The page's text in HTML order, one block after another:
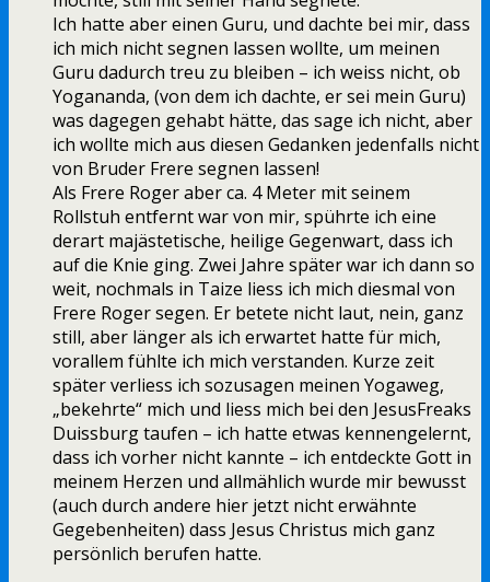
Ich hatte aber einen Guru, und dachte bei mir, dass
ich mich nicht segnen lassen wollte, um meinen
Guru dadurch treu zu bleiben – ich weiss nicht, ob
Yogananda, (von dem ich dachte, er sei mein Guru)
was dagegen gehabt hätte, das sage ich nicht, aber
ich wollte mich aus diesen Gedanken jedenfalls nicht
von Bruder Frere segnen lassen!
Als Frere Roger aber ca. 4 Meter mit seinem
Rollstuh entfernt war von mir, spührte ich eine
derart majästetische, heilige Gegenwart, dass ich
auf die Knie ging. Zwei Jahre später war ich dann so
weit, nochmals in Taize liess ich mich diesmal von
Frere Roger segen. Er betete nicht laut, nein, ganz
still, aber länger als ich erwartet hatte für mich,
vorallem fühlte ich mich verstanden. Kurze zeit
später verliess ich sozusagen meinen Yogaweg,
„bekehrte“ mich und liess mich bei den JesusFreaks
Duissburg taufen – ich hatte etwas kennengelernt,
dass ich vorher nicht kannte – ich entdeckte Gott in
meinem Herzen und allmählich wurde mir bewusst
(auch durch andere hier jetzt nicht erwähnte
Gegebenheiten) dass Jesus Christus mich ganz
persönlich berufen hatte.